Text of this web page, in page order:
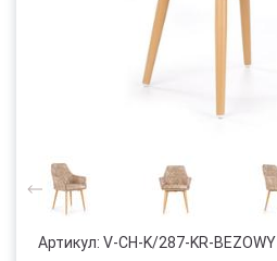
Артикул: V-CH-K/287-KR-BEZOWY